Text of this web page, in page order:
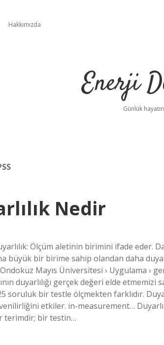
Hakkımızda
Enerji
Günlük
Nedir
Ölçüm aletinin birimini ifade eder.
büyük bir birime sahip olandan daha
Mayıs Üniversitesi › Uygulama ›
duyarlılığı gerçek değeri elde
soruluk bir testle ölçmekten farklıdır.
etkiler. in-measurement…
terimdir; bir testin…